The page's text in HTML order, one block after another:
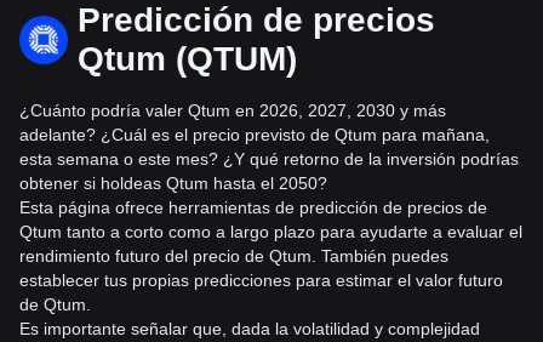
Predicción de precios
Qtum (QTUM)
¿Cuánto podría valer Qtum en 2026, 2027, 2030 y más
adelante? ¿Cuál es el precio previsto de Qtum para mañana,
esta semana o este mes? ¿Y qué retorno de la inversión podrías
obtener si holdeas Qtum hasta el 2050?
Esta página ofrece herramientas de predicción de precios de
Qtum tanto a corto como a largo plazo para ayudarte a evaluar el
rendimiento futuro del precio de Qtum. También puedes
establecer tus propias predicciones para estimar el valor futuro
de Qtum.
Es importante señalar que, dada la volatilidad y complejidad